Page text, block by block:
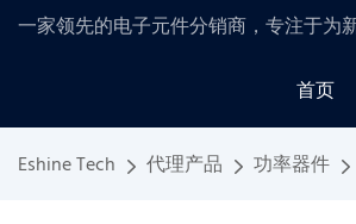
一家领先的电子元件分销商，专注于为
首页
Eshine Tech 代理产品 功率器件